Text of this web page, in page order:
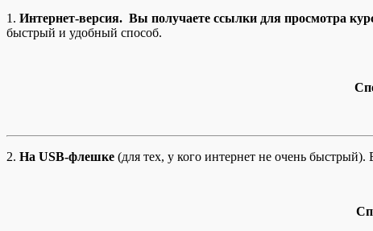
1. Интернет-версия. Вы получаете ссылки для просмотра
быстрый и удобный способ.
2. На USB-флешке (для тех, у кого интернет не очень